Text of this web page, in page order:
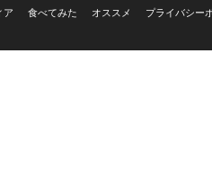
ア 食べてみた オススメ プライバシー